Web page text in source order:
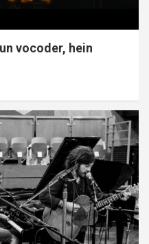
vocoder, hein